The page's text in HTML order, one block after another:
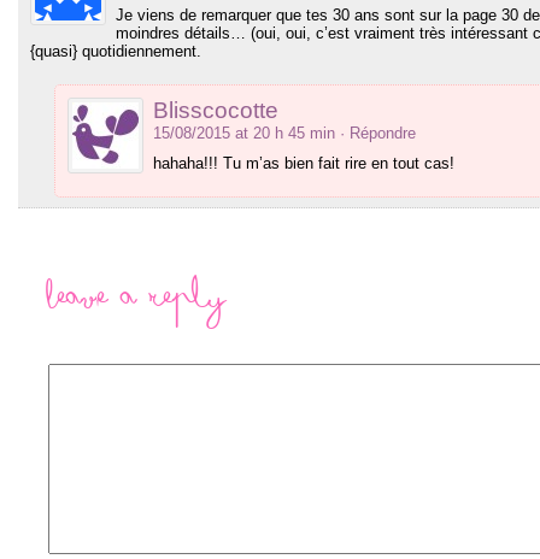
Je viens de remarquer que tes 30 ans sont sur la page 30
moindres détails… (oui, oui, c’est vraiment très intéressant
{quasi} quotidiennement.
Blisscocotte
15/08/2015 at 20 h 45 min · Répondre
hahaha!!! Tu m’as bien fait rire en tout cas!
Leave a Reply